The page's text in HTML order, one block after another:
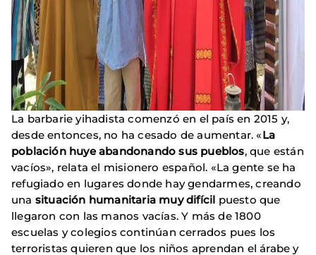
La barbarie yihadista comenzó en el país en 2015 y,
desde entonces, no ha cesado de aumentar. «La
población huye abandonando sus pueblos, que están
vacíos», relata el misionero español. «La gente se ha
refugiado en lugares donde hay gendarmes, creando
una situación humanitaria muy difícil puesto que
llegaron con las manos vacías. Y más de 1800
escuelas y colegios continúan cerrados pues los
terroristas quieren que los niños aprendan el árabe y